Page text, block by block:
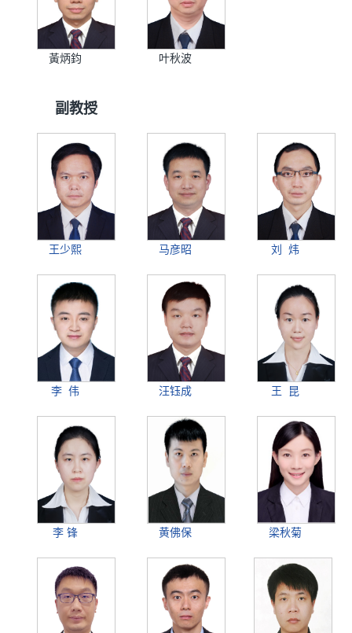
黃炳鈞 叶秋波
副教授
王少熙 马彦昭 刘 炜
李 伟 汪钰成 王 昆
李 锋 黄佛保 梁秋菊